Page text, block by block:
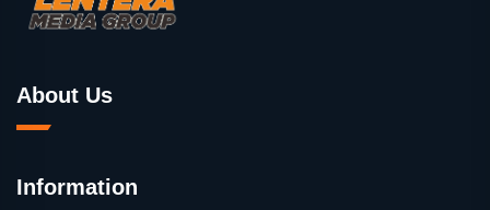
About Us
Information